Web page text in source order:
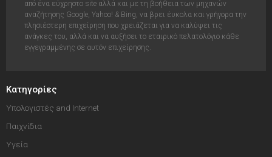
από ένα εύχρηστο site αλλά και με τη βοήθεια των μηχανών
αναζήτησης Google, Yahoo! & Bing, να βρει έυκολα και γρήγορα την
πλησιέστερη επιχείρηση που χρειάζεται για να καλύψει τις
ανάγκες του, αλλά και να αυξήσει το εταιρικό πελατολόγιο κάθε
εγγεγραμμένης σε αυτόν επιχείρησης.
Κατηγορίες
Υπολογιστές and Internet
Παιχνίδια
Υγεία